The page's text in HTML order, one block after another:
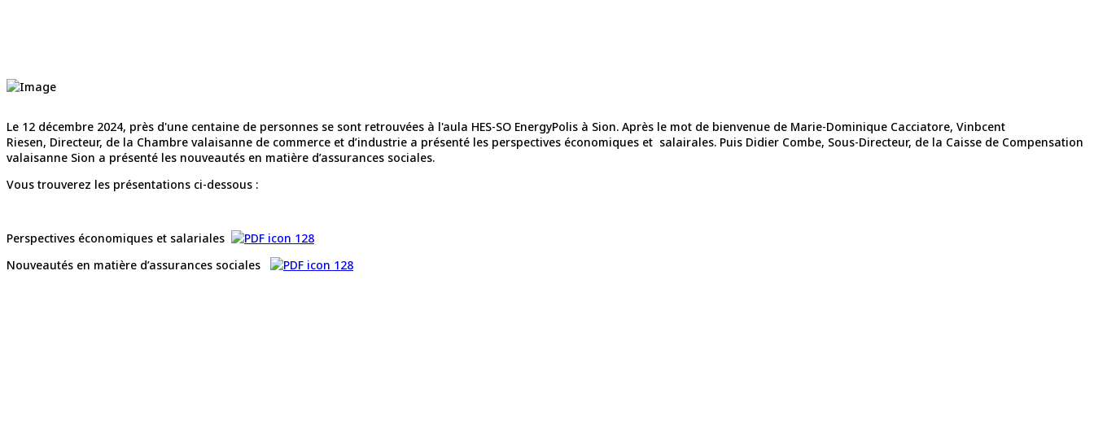
Le 12 décembre 2024, près d'une centaine de personnes se sont retrouvées à l'aula HES-SO EnergyPolis à Sion. Après le mot de bienvenue de Marie-Dominique Cacciatore, Vinbcent
Riesen, Directeur, de la Chambre valaisanne de commerce et d’industrie a présenté les perspectives économiques et salairales. Puis Didier Combe, Sous-Directeur, de la Caisse de Compensation
valaisanne Sion a présenté les nouveautés en matière d’assurances sociales.
Vous trouverez les présentations ci-dessous :
Perspectives économiques et salariales
Nouveautés en matière d’assurances sociales